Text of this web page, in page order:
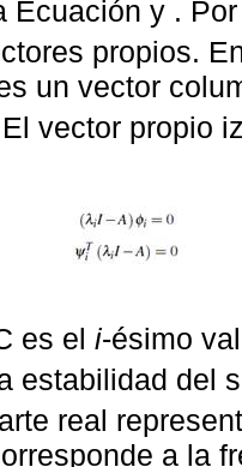
Ecuación y .
propios.
un vector
vector propio
es el i-ésimo
estabilidad del
real
a la